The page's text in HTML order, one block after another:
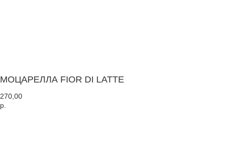
МОЦАРЕЛЛА FIOR DI LATTE
270,00
р.